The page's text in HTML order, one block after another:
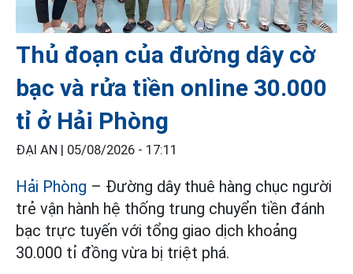
Thủ đoạn của đường dây cờ
bạc và rửa tiền online 30.000
tỉ ở Hải Phòng
ĐẠI AN | 05/08/2026 - 17:11
Hải Phòng – Đường dây thuê hàng chục người
trẻ vận hành hệ thống trung chuyển tiền đánh
bạc trực tuyến với tổng giao dịch khoảng
30.000 tỉ đồng vừa bị triệt phá.